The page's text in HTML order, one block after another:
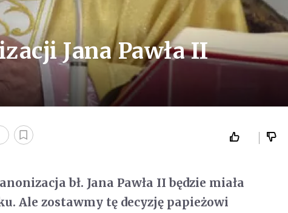
Jana Pawła II
bł. Jana Pawła II będzie miała
Ale zostawmy tę decyzję papieżowi